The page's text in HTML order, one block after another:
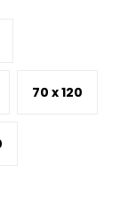
70 x 120